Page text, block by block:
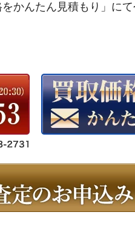
かんたん見積もり」に